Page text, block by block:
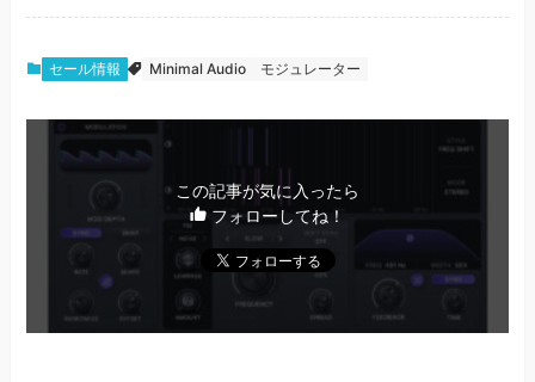
セール情報 Minimal Audio モジュレーター
この記事が気に入ったら
フォローしてね！